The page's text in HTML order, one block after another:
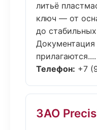
литьё
ключ — от
до
прилагаются....
Телефон: +7
ЗАО